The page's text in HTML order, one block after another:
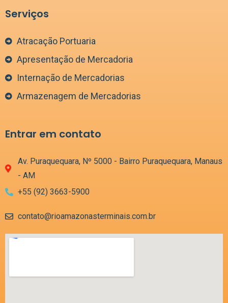
Serviços
Atracação Portuaria
Apresentação de Mercadoria
Internação de Mercadorias
Armazenagem de Mercadorias
Entrar em contato
Av. Puraquequara, Nº 5000 - Bairro Puraquequara, Manaus
- AM
+55 (92) 3663-5900
contato@rioamazonasterminais.com.br